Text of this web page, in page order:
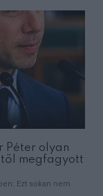
jóslata a